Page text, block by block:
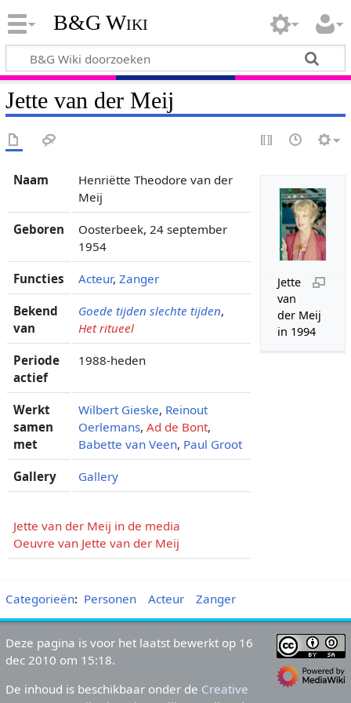
B&G Wiki
Jette van der Meij
Jette
van
der Meij
in 1994
Naam
Henriëtte Theodore van der
Meij
Geboren
Oosterbeek, 24 september
1954
Functies Acteur, Zanger
Bekend
van
Goede tijden slechte tijden,
Het ritueel
Periode
actief
1988-heden
Werkt
samen
met
Wilbert Gieske, Reinout
Oerlemans, Ad de Bont,
Babette van Veen, Paul Groot
Gallery Gallery
Jette van der Meij in de media
Oeuvre van Jette van der Meij
Categorieën: Personen Acteur Zanger
Deze pagina is voor het laatst bewerkt op 16
dec 2010 om 15:18.
De inhoud is beschikbaar onder de Creative